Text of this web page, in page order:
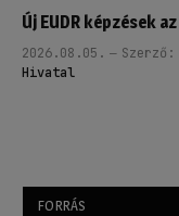
Új EUDR képzések
2026.08.05. Szerző:
Hivatal
FORRÁS